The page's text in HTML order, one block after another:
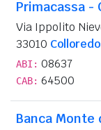
Primacassa -
Via Ippolito
33010
ABI: 08637
CAB: 64500
Banca Monte